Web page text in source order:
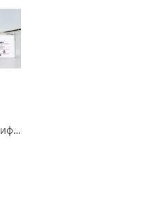
1954N Полоски для шлифовки и полировки Sof - Lex